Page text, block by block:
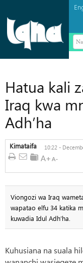
Hatua kali
Iraq kwa
Adh’ha
Kimataifa 10:22 -
Viongozi wa Iraq
wapatao elfu 34 katika
kuwadia Idul Adh’ha.
Kuhusiana na suala